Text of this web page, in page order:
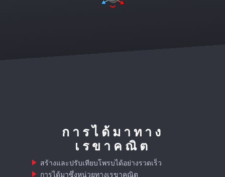
การได้มาทาง
เรขาคณิต
สร้างและปรับเทียบโพรบได้อย่างรวดเร็ว
การได้มาซึ่งหน่วยทางเรขาคณิต